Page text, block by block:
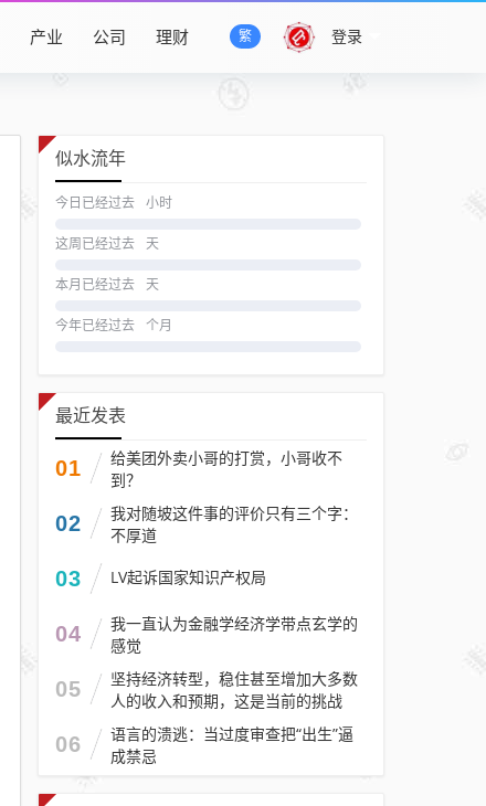
登录
繁
产业 公司 理财
似水流年
今日已经过去 小时
这周已经过去 天
本月已经过去 天
今年已经过去 个月
最近发表
01
给美团外卖小哥的打赏，小哥收不
到？
02
我对随坡这件事的评价只有三个字：
不厚道
03 LV起诉国家知识产权局
04
我一直认为金融学经济学带点玄学的
感觉
05
坚持经济转型，稳住甚至增加大多数
人的收入和预期，这是当前的挑战
06
语言的溃逃：当过度审查把“出生”逼
成禁忌